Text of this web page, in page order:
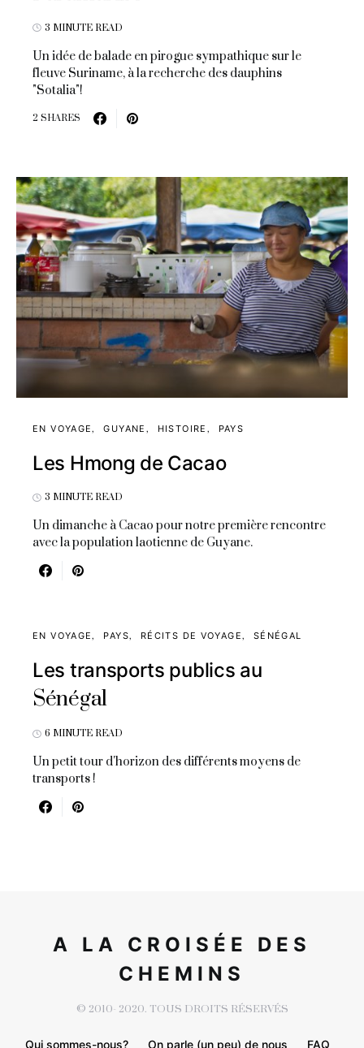
3 MINUTE READ
Un idée de balade en pirogue sympathique sur le
fleuve Suriname, à la recherche des dauphins
"Sotalia"!
2 SHARES
EN VOYAGE GUYANE HISTOIRE PAYS
Les Hmong de Cacao
3 MINUTE READ
Un dimanche à Cacao pour notre première rencontre
avec la population laotienne de Guyane.
EN VOYAGE PAYS RÉCITS DE VOYAGE SÉNÉGAL
Les transports publics au
Sénégal
6 MINUTE READ
Un petit tour d'horizon des différents moyens de
transports !
A LA CROISÉE DES
CHEMINS
© 2010- 2020. TOUS DROITS RÉSERVÉS
Qui sommes-nous? On parle (un peu) de nous FAQ